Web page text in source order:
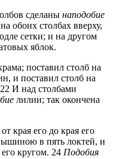
сделаны наподобие
обоих столбах вверху,
сетки; и на другом
яблок.
поставил столб на
и поставил столб на
22 И над столбами
лилии; так окончена
края его до края его
в пять локтей, и
кругом. 24 Подобия